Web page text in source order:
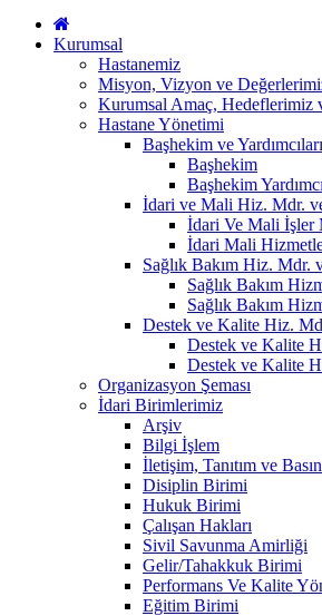
Kurumsal
Hastanemiz
Misyon, Vizyon ve
Kurumsal Amaç, Hedeflerimiz
Hastane Yönetimi
Başhekim ve Yardımcıları
Başhekim
Başhekim
İdari ve Mali Hiz. Mdr.
İdari Ve Mali İşler
İdari Mali
Sağlık Bakım Hiz. Mdr.
Sağlık Bakım
Sağlık Bakım
Destek ve Kalite Hiz.
Destek ve Kalite
Destek ve Kalite
Organizasyon Şeması
İdari Birimlerimiz
Arşiv
Bilgi İşlem
İletişim, Tanıtım ve
Disiplin Birimi
Hukuk Birimi
Çalışan Hakları
Sivil Savunma Amirliği
Gelir/Tahakkuk Birimi
Performans Ve Kalite
Eğitim Birimi